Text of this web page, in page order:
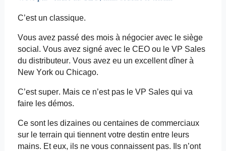
C’est un classique.
Vous avez passé des mois à négocier avec le siège
social. Vous avez signé avec le CEO ou le VP Sales
du distributeur. Vous avez eu un excellent dîner à
New York ou Chicago.
C’est super. Mais ce n’est pas le VP Sales qui va
faire les démos.
Ce sont les dizaines ou centaines de commerciaux
sur le terrain qui tiennent votre destin entre leurs
mains. Et eux, ils ne vous connaissent pas. Ils n’ont